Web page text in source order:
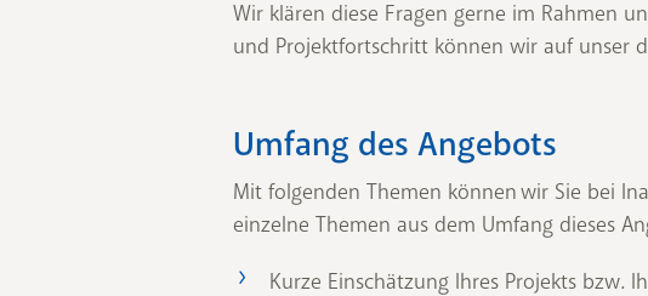
Wir klären diese Fragen gerne im Rahmen
und Projektfortschritt können wir auf unser
Umfang des Angebots
Mit folgenden Themen können wir Sie bei
einzelne Themen aus dem Umfang dieses
Kurze Einschätzung Ihres Projekts bzw.